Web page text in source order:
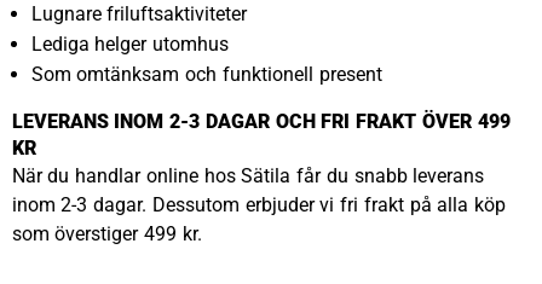
Lugnare friluftsaktiviteter
Lediga helger utomhus
Som omtänksam och funktionell present
LEVERANS INOM 2-3 DAGAR OCH FRI FRAKT ÖVER 499
KR
När du handlar online hos Sätila får du snabb leverans
inom 2-3 dagar. Dessutom erbjuder vi fri frakt på alla köp
som överstiger 499 kr.